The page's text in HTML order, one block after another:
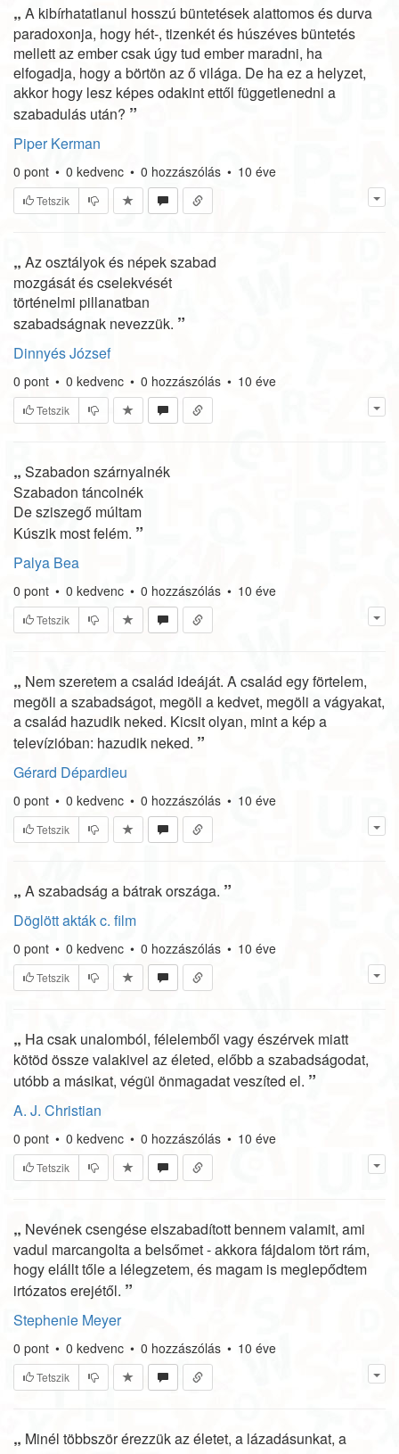
„ A kibírhatatlanul hosszú büntetések alattomos és durva
paradoxonja, hogy hét-, tizenkét és húszéves büntetés
mellett az ember csak úgy tud ember maradni, ha
elfogadja, hogy a börtön az ő világa. De ha ez a helyzet,
akkor hogy lesz képes odakint ettől függetlenedni a
szabadulás után? ”
Piper Kerman
0 pont • 0 kedvenc • 0 hozzászólás • 10 éve
Tetszik
„ Az osztályok és népek szabad
mozgását és cselekvését
történelmi pillanatban
szabadságnak nevezzük. ”
Dinnyés József
0 pont • 0 kedvenc • 0 hozzászólás • 10 éve
Tetszik
„ Szabadon szárnyalnék
Szabadon táncolnék
De sziszegő múltam
Kúszik most felém. ”
Palya Bea
0 pont • 0 kedvenc • 0 hozzászólás • 10 éve
Tetszik
„ Nem szeretem a család ideáját. A család egy förtelem,
megöli a szabadságot, megöli a kedvet, megöli a vágyakat,
a család hazudik neked. Kicsit olyan, mint a kép a
televízióban: hazudik neked. ”
Gérard Dépardieu
0 pont • 0 kedvenc • 0 hozzászólás • 10 éve
Tetszik
„ A szabadság a bátrak országa. ”
Döglött akták c. film
0 pont • 0 kedvenc • 0 hozzászólás • 10 éve
Tetszik
„ Ha csak unalomból, félelemből vagy észérvek miatt
kötöd össze valakivel az életed, előbb a szabadságodat,
utóbb a másikat, végül önmagadat veszíted el. ”
A. J. Christian
0 pont • 0 kedvenc • 0 hozzászólás • 10 éve
Tetszik
„ Nevének csengése elszabadított bennem valamit, ami
vadul marcangolta a belsőmet - akkora fájdalom tört rám,
hogy elállt tőle a lélegzetem, és magam is meglepődtem
irtózatos erejétől. ”
Stephenie Meyer
0 pont • 0 kedvenc • 0 hozzászólás • 10 éve
Tetszik
„ Minél többször érezzük az életet, a lázadásunkat, a